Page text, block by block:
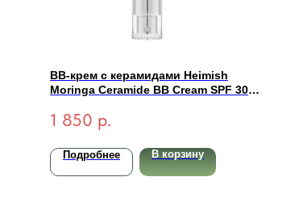
BB-крем с керамидами Heimish
Moringa Ceramide BB Cream SPF 30
1 850 р.
Подробнее В корзину